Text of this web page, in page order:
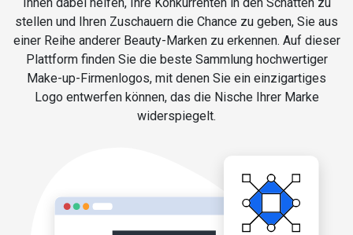
stellen und Ihren Zuschauern die Chance zu geben, Sie aus
einer Reihe anderer Beauty-Marken zu erkennen. Auf dieser
Plattform finden Sie die beste Sammlung hochwertiger
Make-up-Firmenlogos, mit denen Sie ein einzigartiges
Logo entwerfen können, das die Nische Ihrer Marke
widerspiegelt.